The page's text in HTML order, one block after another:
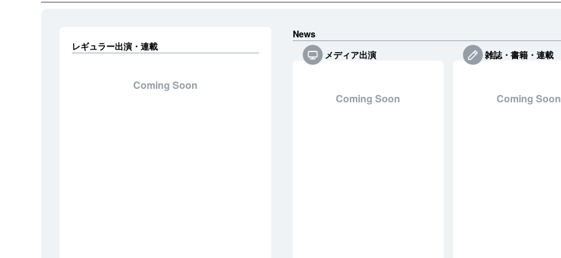
レギュラー出演・連載
Coming Soon
News
メディア出演
Coming Soon
雑誌・書籍・連載
Coming Soon